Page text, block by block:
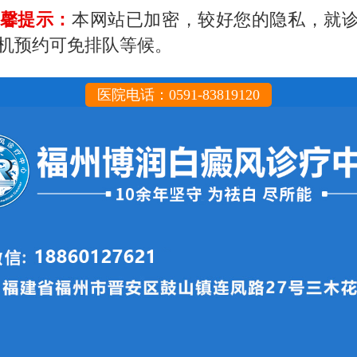
提示： 本网站已加密，较好您的隐私，就
预约可免排队等候。
医院电话：0591-83819120